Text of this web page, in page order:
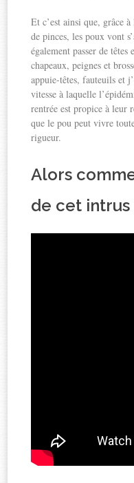
Et c’est ainsi que, grâce
de pinces, les poux vont
également passer de têtes
chapeaux, peignes et
appuie-têtes, fauteuils et
vitesse à laquelle
rentrée est propice à leur
que le pou peut vivre
rigueur.
Alors
de cet